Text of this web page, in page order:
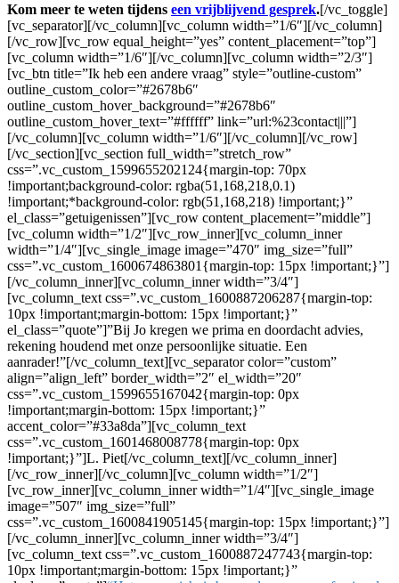
Kom meer te weten tijdens een vrijblijvend gesprek.[/vc_toggle]
[vc_separator][/vc_column][vc_column width=”1/6″][/vc_column]
[/vc_row][vc_row equal_height=”yes” content_placement=”top”]
[vc_column width=”1/6″][/vc_column][vc_column width=”2/3″]
[vc_btn title=”Ik heb een andere vraag” style=”outline-custom”
outline_custom_color=”#2678b6″
outline_custom_hover_background=”#2678b6″
outline_custom_hover_text=”#ffffff” link=”url:%23contact|||”]
[/vc_column][vc_column width=”1/6″][/vc_column][/vc_row]
[/vc_section][vc_section full_width=”stretch_row”
css=”.vc_custom_1599655202124{margin-top: 70px
!important;background-color: rgba(51,168,218,0.1)
!important;*background-color: rgb(51,168,218) !important;}”
el_class=”getuigenissen”][vc_row content_placement=”middle”]
[vc_column width=”1/2″][vc_row_inner][vc_column_inner
width=”1/4″][vc_single_image image=”470″ img_size=”full”
css=”.vc_custom_1600674863801{margin-top: 15px !important;}”]
[/vc_column_inner][vc_column_inner width=”3/4″]
[vc_column_text css=”.vc_custom_1600887206287{margin-top:
10px !important;margin-bottom: 15px !important;}”
el_class=”quote”]”Bij Jo kregen we prima en doordacht advies,
rekening houdend met onze persoonlijke situatie. Een
aanrader!”[/vc_column_text][vc_separator color=”custom”
align=”align_left” border_width=”2″ el_width=”20″
css=”.vc_custom_1599655167042{margin-top: 0px
!important;margin-bottom: 15px !important;}”
accent_color=”#33a8da”][vc_column_text
css=”.vc_custom_1601468008778{margin-top: 0px
!important;}”]L. Piet[/vc_column_text][/vc_column_inner]
[/vc_row_inner][/vc_column][vc_column width=”1/2″]
[vc_row_inner][vc_column_inner width=”1/4″][vc_single_image
image=”507″ img_size=”full”
css=”.vc_custom_1600841905145{margin-top: 15px !important;}”]
[/vc_column_inner][vc_column_inner width=”3/4″]
[vc_column_text css=”.vc_custom_1600887247743{margin-top:
10px !important;margin-bottom: 15px !important;}”